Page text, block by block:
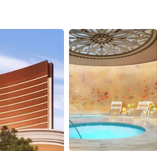
Vizualizare 61 poze